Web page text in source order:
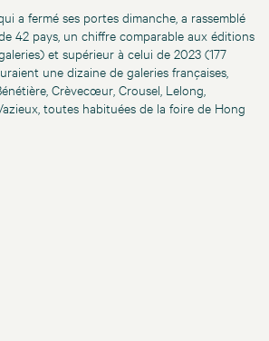
a fermé ses portes dimanche, a rassemblé
42 pays, un chiffre comparable aux éditions
et supérieur à celui de 2023 (177
une dizaine de galeries françaises,
Crèvecœur, Crousel, Lelong,
toutes habituées de la foire de Hong